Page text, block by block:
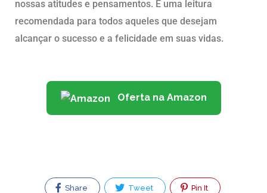
nossas atitudes e pensamentos. É uma leitura
recomendada para todos aqueles que desejam
alcançar o sucesso e a felicidade em suas vidas.
Oferta na Amazon
Share Tweet Pin It